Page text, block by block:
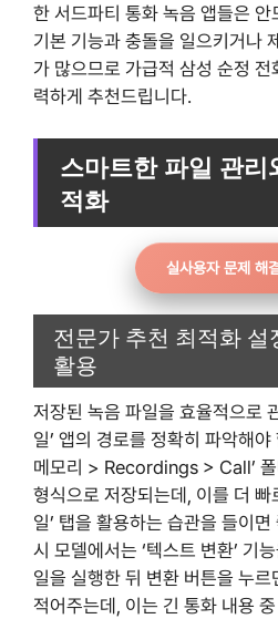
한 서드파티 통화 녹음 앱들은 안
기본 기능과 충돌을 일으키거나
가 많으므로 가급적 삼성 순정
력하게 추천드립니다.
스마트한 파일 관리
적화
실사용자 문제 해
전문가 추천 최적화
활용
저장된 녹음 파일을 효율적으로
일’ 앱의 경로를 정확히 파악해
메모리 > Recordings > Call’
형식으로 저장되는데, 이를 더 빠
일’ 탭을 활용하는 습관을 들이
시 모델에서는 ‘텍스트 변환’ 기
일을 실행한 뒤 변환 버튼을 누
적어주는데, 이는 긴 통화 내용